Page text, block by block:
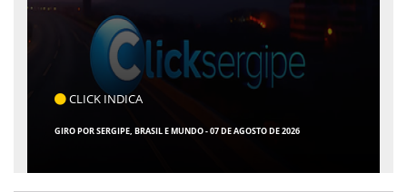
CLICK INDICA
GIRO POR SERGIPE, BRASIL E MUNDO - 07 DE AGOSTO DE 2026